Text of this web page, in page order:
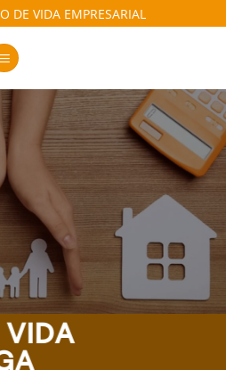
DE VIDA EMPRESARIAL
VIDA